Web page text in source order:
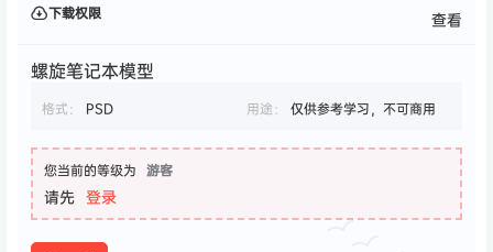
下载权限 查看
螺旋笔记本模型
格式： PSD 用途： 仅供参考学习，不可商用
您当前的等级为 游客
请先 登录